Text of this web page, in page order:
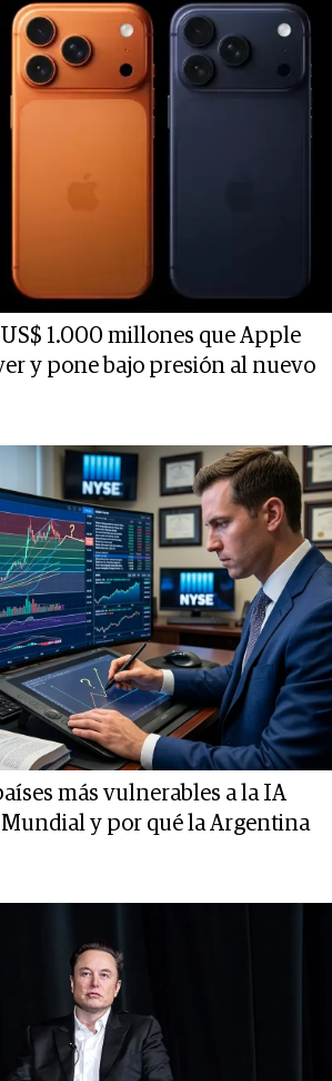
1.000 millones que Apple
y pone bajo presión al nuevo
más vulnerables a la IA
y por qué la Argentina